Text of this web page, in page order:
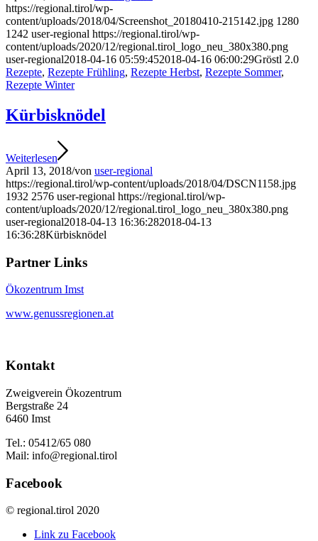
https://regional.tirol/wp-
content/uploads/2018/04/Screenshot_20180410-215142.jpg 1280
1242 user-regional https://regional.tirol/wp-
content/uploads/2020/12/regional.tirol_logo_neu_380x380.png
user-regional2018-04-16 05:59:452018-04-16 06:00:29Gröstl 2.0
Rezepte, Rezepte Frühling, Rezepte Herbst, Rezepte Sommer,
Rezepte Winter
Kürbisknödel
Weiterlesen
April 13, 2018/von user-regional
https://regional.tirol/wp-content/uploads/2018/04/DSCN1158.jpg
1932 2576 user-regional https://regional.tirol/wp-
content/uploads/2020/12/regional.tirol_logo_neu_380x380.png
user-regional2018-04-13 16:36:282018-04-13
16:36:28Kürbisknödel
Partner Links
Ökozentrum Imst
www.genussregionen.at
Kontakt
Zweigverein Ökozentrum
Bergstraße 24
6460 Imst
Tel.: 05412/65 080
Mail: info@regional.tirol
Facebook
© regional.tirol 2020
Link zu Facebook